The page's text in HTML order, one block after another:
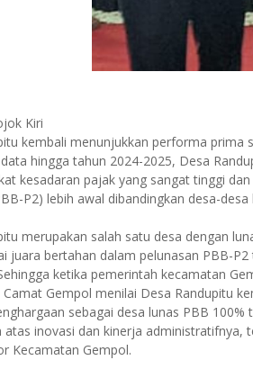
Kiri
kembali menunjukkan performa prima
hingga tahun 2024-2025, Desa
kesadaran pajak yang sangat tinggi
P2) lebih awal dibandingkan desa-
merupakan salah satu desa dengan
juara bertahan dalam pelunasan PBB-
ketika pemerintah kecamatan
Gempol menilai Desa Randupitu
sebagai desa lunas PBB
atas inovasi dan kinerja
Kecamatan Gempol.